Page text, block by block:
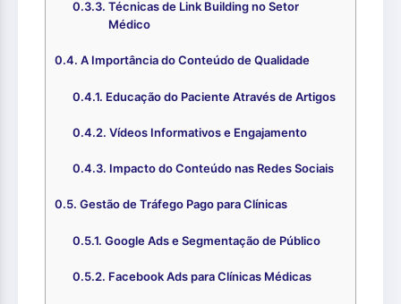
Técnicas de Link Building no Setor
Médico
A Importância do Conteúdo de Qualidade
Educação do Paciente Através de Artigos
Vídeos Informativos e Engajamento
Impacto do Conteúdo nas Redes Sociais
Gestão de Tráfego Pago para Clínicas
Google Ads e Segmentação de Público
Facebook Ads para Clínicas Médicas